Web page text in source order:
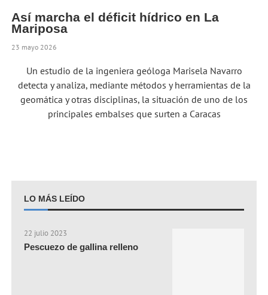
Así marcha el déficit hídrico en La
Mariposa
23 mayo 2026
Un estudio de la ingeniera geóloga Marisela Navarro
detecta y analiza, mediante métodos y herramientas de la
geomática y otras disciplinas, la situación de uno de los
principales embalses que surten a Caracas
LO MÁS LEÍDO
22 julio 2023
Pescuezo de gallina relleno